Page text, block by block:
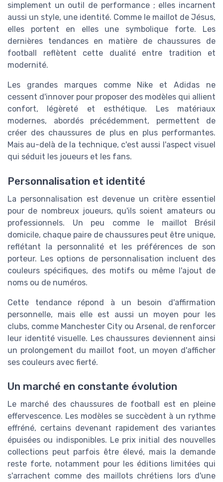
simplement un outil de performance ; elles incarnent
aussi un style, une identité. Comme le maillot de Jésus,
elles portent en elles une symbolique forte. Les
dernières tendances en matière de chaussures de
football reflètent cette dualité entre tradition et
modernité.
Les grandes marques comme Nike et Adidas ne
cessent d'innover pour proposer des modèles qui allient
confort, légèreté et esthétique. Les matériaux
modernes, abordés précédemment, permettent de
créer des chaussures de plus en plus performantes.
Mais au-delà de la technique, c'est aussi l'aspect visuel
qui séduit les joueurs et les fans.
Personnalisation et identité
La personnalisation est devenue un critère essentiel
pour de nombreux joueurs, qu'ils soient amateurs ou
professionnels. Un peu comme le maillot Brésil
domicile, chaque paire de chaussures peut être unique,
reflétant la personnalité et les préférences de son
porteur. Les options de personnalisation incluent des
couleurs spécifiques, des motifs ou même l'ajout de
noms ou de numéros.
Cette tendance répond à un besoin d'affirmation
personnelle, mais elle est aussi un moyen pour les
clubs, comme Manchester City ou Arsenal, de renforcer
leur identité visuelle. Les chaussures deviennent ainsi
un prolongement du maillot foot, un moyen d'afficher
ses couleurs avec fierté.
Un marché en constante évolution
Le marché des chaussures de football est en pleine
effervescence. Les modèles se succèdent à un rythme
effréné, certains devenant rapidement des variantes
épuisées ou indisponibles. Le prix initial des nouvelles
collections peut parfois être élevé, mais la demande
reste forte, notamment pour les éditions limitées qui
s'arrachent comme des maillots chrétiens lors d'une